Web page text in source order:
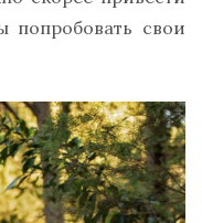
попробовать свои